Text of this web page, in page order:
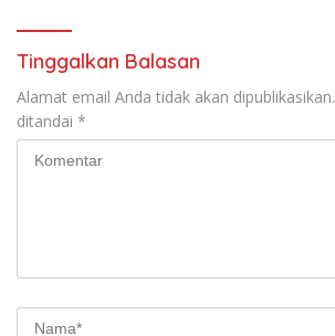
Tinggalkan Balasan
Alamat email Anda tidak akan dipublikasikan.
ditandai *